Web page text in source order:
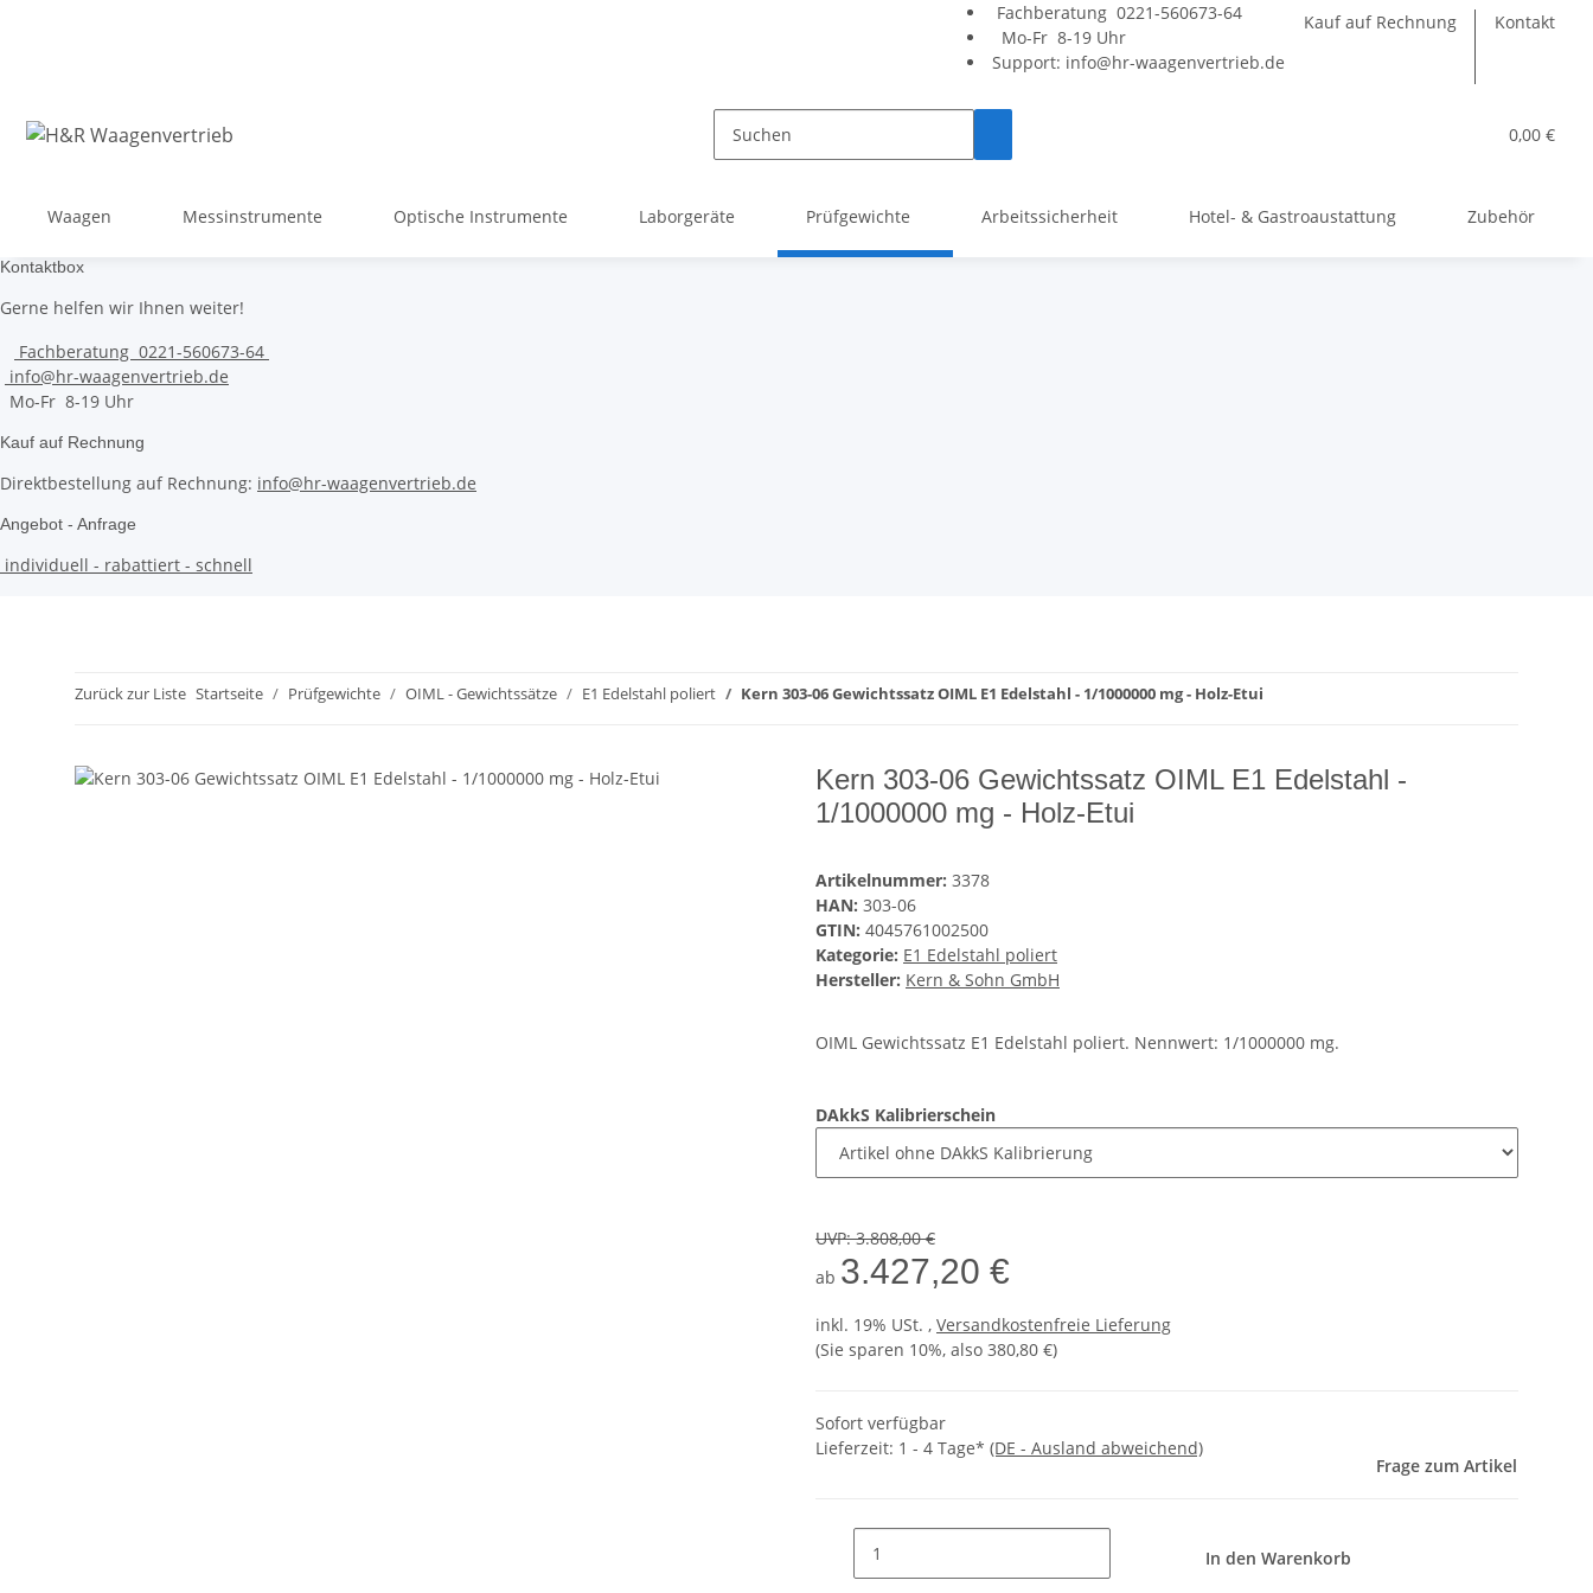
Kauf auf Rechnung Kontakt
Fachberatung 0221-560673-64
Mo-Fr 8-19 Uhr
Support: info@hr-waagenvertrieb.de
0,00 €
Waagen Messinstrumente Optische Instrumente Laborgeräte Prüfgewichte Arbeitssicherheit Hotel- & Gastroaustattung Zubehör
Kontaktbox
Gerne helfen wir Ihnen weiter!
Fachberatung 0221-560673-64
info@hr-waagenvertrieb.de
Mo-Fr 8-19 Uhr
Kauf auf Rechnung
Direktbestellung auf Rechnung: info@hr-waagenvertrieb.de
Angebot - Anfrage
individuell - rabattiert - schnell
Zurück zur Liste Startseite Prüfgewichte OIML - Gewichtssätze E1 Edelstahl poliert Kern 303-06 Gewichtssatz OIML E1 Edelstahl - 1/1000000 mg - Holz-Etui
Kern 303-06 Gewichtssatz OIML E1 Edelstahl -
1/1000000 mg - Holz-Etui
Artikelnummer: 3378
HAN: 303-06
GTIN: 4045761002500
Kategorie: E1 Edelstahl poliert
Hersteller: Kern & Sohn GmbH
OIML Gewichtssatz E1 Edelstahl poliert. Nennwert: 1/1000000 mg.
DAkkS Kalibrierschein
UVP:3.808,00 €
ab 3.427,20 €
inkl. 19% USt. , Versandkostenfreie Lieferung
(Sie sparen 10%, also 380,80 €)
Sofort verfügbar
Lieferzeit: 1 - 4 Tage* (DE - Ausland abweichend)
Frage zum Artikel
In den Warenkorb